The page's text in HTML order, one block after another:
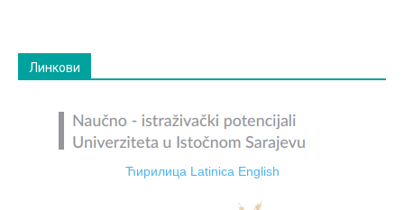
Линкови
Ћирилица Latinica English